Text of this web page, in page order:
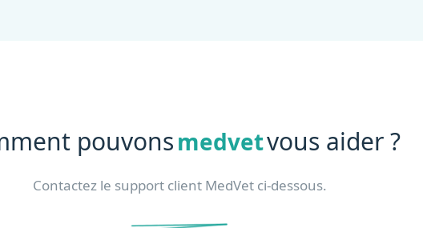
pouvonsmedvetvous aider ?
Contactez le support client MedVet ci-dessous.